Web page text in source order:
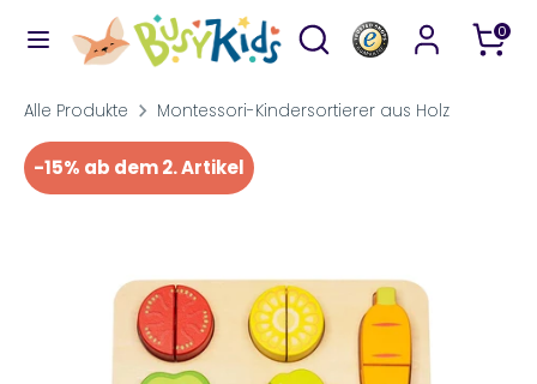
zum
Suchen
Durchsuchen
Sie
unseren
0
SuchenDurchsuchen
Sie
unseren
Alle Produkte Montessori-Kindersortierer aus Holz
-15% ab dem 2. Artikel